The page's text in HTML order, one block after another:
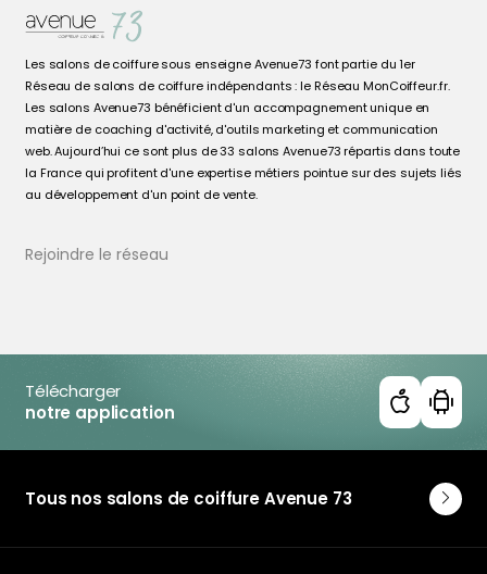
Les salons de coiffure sous enseigne Avenue73 font partie du 1er
Réseau de salons de coiffure indépendants : le Réseau MonCoiffeur.fr.
Les salons Avenue73 bénéficient d'un accompagnement unique en
matière de coaching d'activité, d'outils marketing et communication
web. Aujourd’hui ce sont plus de 33 salons Avenue73 répartis dans toute
la France qui profitent d'une expertise métiers pointue sur des sujets liés
au développement d'un point de vente.
Rejoindre le réseau
Télécharger
notre application
Tous nos salons de coiffure Avenue 73